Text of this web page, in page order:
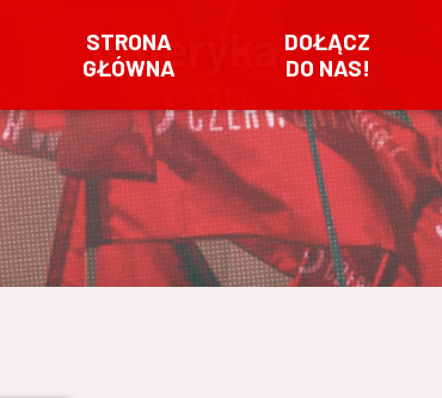
STRONA
GŁÓWNA
DOŁĄCZ
DO NAS!
Ameryka